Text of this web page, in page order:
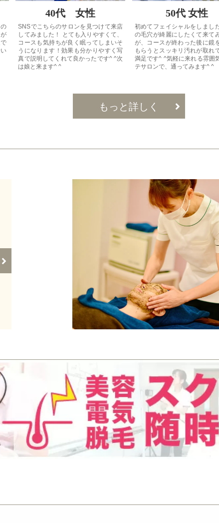
40代 女性
SNSでこちらのサロンを見つけて来店
してみました！ とても入りやすくて、
コースも気持ちが良く眠ってしまいそ
うになります！効果も分かりやすく写
真で説明してくれて良かったです^ ^次
は娘と来ます^ ^
50代 女性
初めてフェイシャルをしまし
の毛穴が綺麗にしたくて来て
が、コースが終わった後に鏡
もらうとスッキリ汚れが取れ
満足です^ ^気軽に来れる雰囲
テサロンで、通ってみます^ ^
もっと詳しく